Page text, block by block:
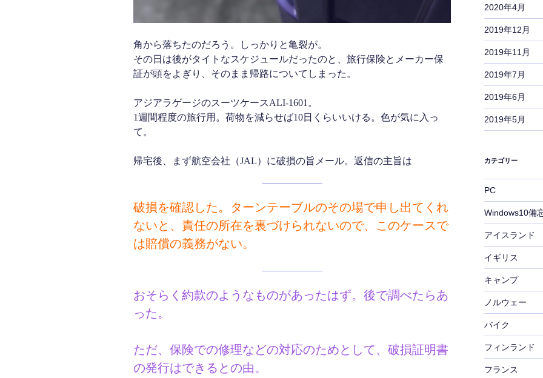
角から落ちたのだろう。しっかりと亀裂が。
その日は後がタイトなスケジュールだったのと、旅行保険とメーカー保
証が頭をよぎり、そのまま帰路についてしまった。
アジアラゲージのスーツケースALI-1601。
1週間程度の旅行用。荷物を減らせば10日くらいいける。色が気に入っ
て。
帰宅後、まず航空会社（JAL）に破損の旨メール。返信の主旨は
破損を確認した。ターンテーブルのその場で申し出てくれ
ないと、責任の所在を裏づけられないので、このケースで
は賠償の義務がない。
おそらく約款のようなものがあったはず。後で調べたらあ
った。
ただ、保険での修理などの対応のためとして、破損証明書
の発行はできるとの由。
2020年4月
2019年12月
2019年11月
2019年7月
2019年6月
2019年5月
カテゴリー
PC
Windows10備
アイスランド
イギリス
キャンプ
ノルウェー
バイク
フィンランド
フランス